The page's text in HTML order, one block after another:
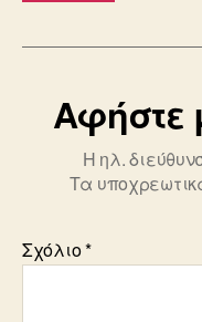
Αφήστε
Η ηλ.
Τα
Σχόλιο*